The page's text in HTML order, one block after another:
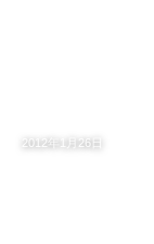
2012年1月26日